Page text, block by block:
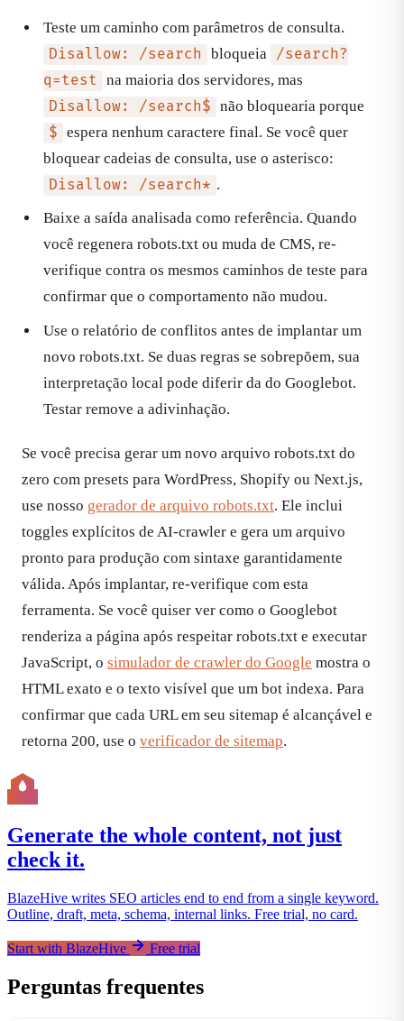
Teste um caminho com parâmetros de consulta.
Disallow: /search
bloqueia /search?
q=test
na maioria dos servidores, mas
Disallow: /search$ não bloquearia porque
$ espera nenhum caractere final. Se você quer
bloquear cadeias de consulta, use o asterisco:
Disallow: /search* .
Baixe a saída analisada como referência. Quando
você regenera robots.txt ou muda de CMS, re-
verifique contra os mesmos caminhos de teste para
confirmar que o comportamento não mudou.
Use o relatório de conflitos antes de implantar um
novo robots.txt. Se duas regras se sobrepõem, sua
interpretação local pode diferir da do Googlebot.
Testar remove a adivinhação.
Se você precisa gerar um novo arquivo robots.txt do
zero com presets para WordPress, Shopify ou Next.js,
use nosso gerador de arquivo robots.txt. Ele inclui
toggles explícitos de AI-crawler e gera um arquivo
pronto para produção com sintaxe garantidamente
válida. Após implantar, re-verifique com esta
ferramenta. Se você quiser ver como o Googlebot
renderiza a página após respeitar robots.txt e executar
JavaScript, o simulador de crawler do Google mostra o
HTML exato e o texto visível que um bot indexa. Para
confirmar que cada URL em seu sitemap é alcançável e
retorna 200, use o verificador de sitemap.
Generate the whole content, not just
check it.
BlazeHive writes SEO articles end to end from a single keyword.
Outline, draft, meta, schema, internal links. Free trial, no card.
Start with BlazeHive Free trial
Perguntas frequentes